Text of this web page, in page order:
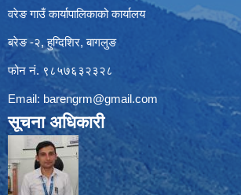
वरेङ गाउँ कार्यापालिकाको कार्यालय
बरेङ -२, हुग्दिशिर, बागलुङ
फोन नं. ९८५७६३२३२८
Email: barengrm@gmail.com
सूचना अधिकारी